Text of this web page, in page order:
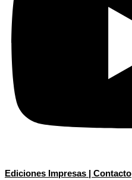
Ediciones Impresas | Contacto